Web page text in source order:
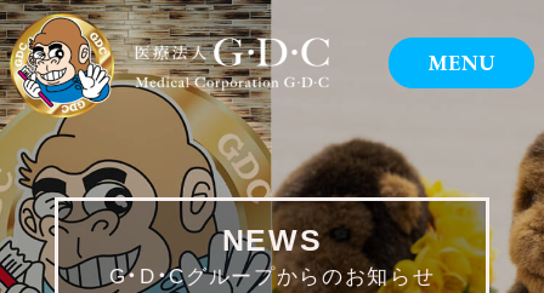
NEWS
G・D・Cグループからのお知らせ